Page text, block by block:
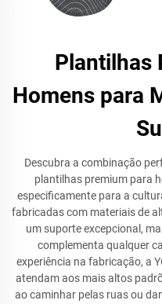
Plantilhas
Homens para
Descubra a combinação
plantilhas premium para
especificamente para a
fabricadas com materiais de
um suporte excepcional,
complementa qualquer
experiência na fabricação, a
atendam aos mais altos
ao caminhar pelas ruas ou